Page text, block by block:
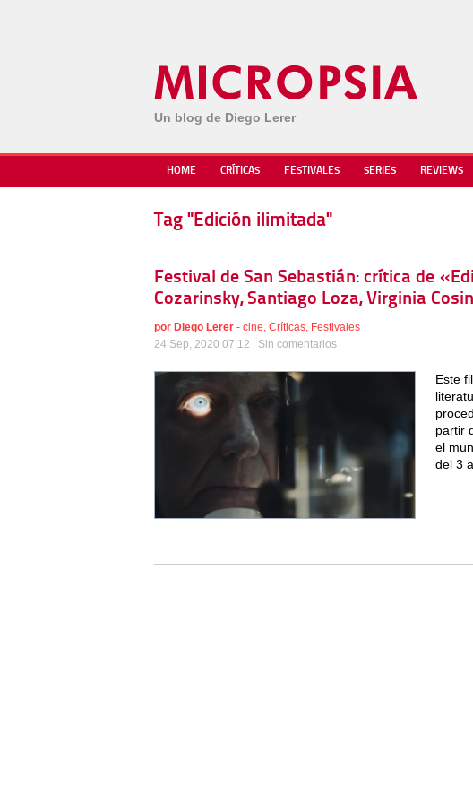
Un blog de Diego Lerer
HOME CRÍTICAS FESTIVALES SERIES REVIEWS
Tag "Edición ilimitada"
Festival de San Sebastián: crítica de
Cozarinsky, Santiago Loza, Virginia
por Diego Lerer - cine, Críticas, Festivales
24 Sep, 2020 07:12 | Sin comentarios
Este
partir
el
del 3